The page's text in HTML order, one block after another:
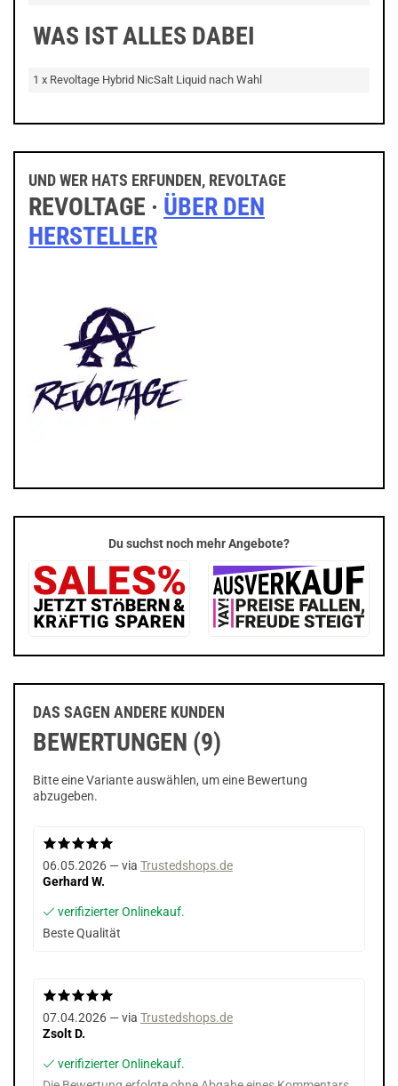
WAS IST ALLES DABEI
1 x Revoltage Hybrid NicSalt Liquid nach Wahl
UND WER HATS ERFUNDEN, REVOLTAGE
REVOLTAGE · ÜBER DEN
HERSTELLER
Du suchst noch mehr Angebote?
DAS SAGEN ANDERE KUNDEN
BEWERTUNGEN (9)
Bitte eine Variante auswählen, um eine Bewertung
abzugeben.
06.05.2026 — via Trustedshops.de
Gerhard W.
verifizierter Onlinekauf.
Beste Qualität
07.04.2026 — via Trustedshops.de
Zsolt D.
verifizierter Onlinekauf.